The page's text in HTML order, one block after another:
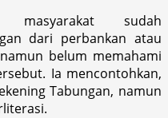
masyarakat sudah
dari perbankan atau
belum memahami
Ia mencontohkan,
Tabungan, namun